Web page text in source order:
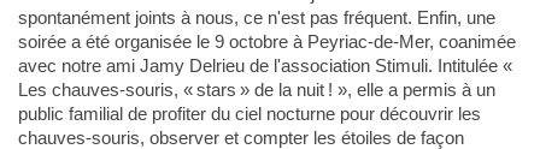
spontanément joints à nous, ce n'est pas fréquent. Enfin, une
soirée a été organisée le 9 octobre à Peyriac-de-Mer, coanimée
avec notre ami Jamy Delrieu de l'association Stimuli. Intitulée «
Les chauves-souris, « stars » de la nuit ! », elle a permis à un
public familial de profiter du ciel nocturne pour découvrir les
chauves-souris, observer et compter les étoiles de façon